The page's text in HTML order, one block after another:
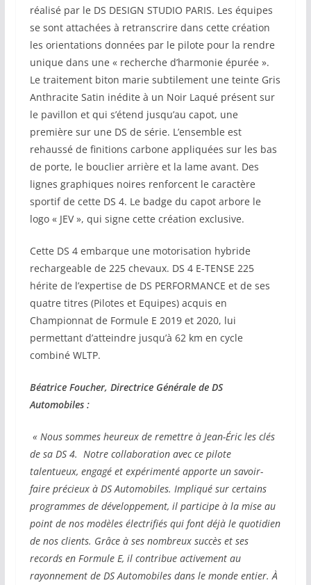
réalisé par le DS DESIGN STUDIO PARIS. Les équipes
se sont attachées à retranscrire dans cette création
les orientations données par le pilote pour la rendre
unique dans une « recherche d’harmonie épurée ».
Le traitement biton marie subtilement une teinte Gris
Anthracite Satin inédite à un Noir Laqué présent sur
le pavillon et qui s’étend jusqu’au capot, une
première sur une DS de série. L’ensemble est
rehaussé de finitions carbone appliquées sur les bas
de porte, le bouclier arrière et la lame avant. Des
lignes graphiques noires renforcent le caractère
sportif de cette DS 4. Le badge du capot arbore le
logo « JEV », qui signe cette création exclusive.
Cette DS 4 embarque une motorisation hybride
rechargeable de 225 chevaux. DS 4 E-TENSE 225
hérite de l’expertise de DS PERFORMANCE et de ses
quatre titres (Pilotes et Equipes) acquis en
Championnat de Formule E 2019 et 2020, lui
permettant d’atteindre jusqu’à 62 km en cycle
combiné WLTP.
Béatrice Foucher, Directrice Générale de DS
Automobiles :
« Nous sommes heureux de remettre à Jean-Éric les clés
de sa DS 4. Notre collaboration avec ce pilote
talentueux, engagé et expérimenté apporte un savoir-
faire précieux à DS Automobiles. Impliqué sur certains
programmes de développement, il participe à la mise au
point de nos modèles électrifiés qui font déjà le quotidien
de nos clients. Grâce à ses nombreux succès et ses
records en Formule E, il contribue activement au
rayonnement de DS Automobiles dans le monde entier. À